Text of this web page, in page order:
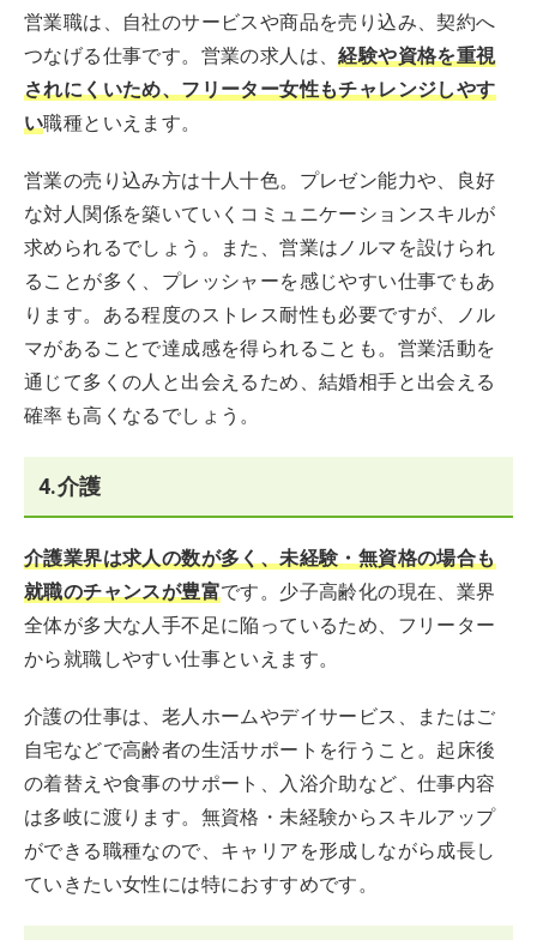
営業職は、自社のサービスや商品を売り込み、契約へ
つなげる仕事です。営業の求人は、経験や資格を重視
されにくいため、フリーター女性もチャレンジしやす
い職種といえます。
営業の売り込み方は十人十色。プレゼン能力や、良好
な対人関係を築いていくコミュニケーションスキルが
求められるでしょう。また、営業はノルマを設けられ
ることが多く、プレッシャーを感じやすい仕事でもあ
ります。ある程度のストレス耐性も必要ですが、ノル
マがあることで達成感を得られることも。営業活動を
通じて多くの人と出会えるため、結婚相手と出会える
確率も高くなるでしょう。
4.介護
介護業界は求人の数が多く、未経験・無資格の場合も
就職のチャンスが豊富です。少子高齢化の現在、業界
全体が多大な人手不足に陥っているため、フリーター
から就職しやすい仕事といえます。
介護の仕事は、老人ホームやデイサービス、またはご
自宅などで高齢者の生活サポートを行うこと。起床後
の着替えや食事のサポート、入浴介助など、仕事内容
は多岐に渡ります。無資格・未経験からスキルアップ
ができる職種なので、キャリアを形成しながら成長し
ていきたい女性には特におすすめです。